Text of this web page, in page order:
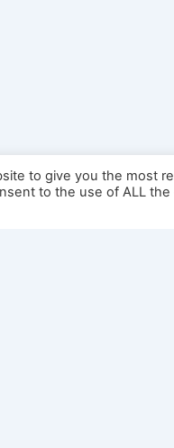
to give you the most
to the use of ALL